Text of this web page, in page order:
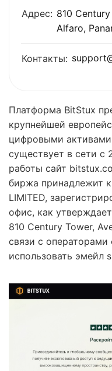
Адрес: 810
Alfaro,
Контакты:
Платформа BitStux
крупнейшей
цифровыми
существует в сети с
работы сайт
биржа принадлежит
LIMITED,
офис, как
810 Century Tower,
связи с операторами
использовать эмейл